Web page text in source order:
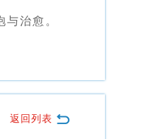
治愈。
返回列表